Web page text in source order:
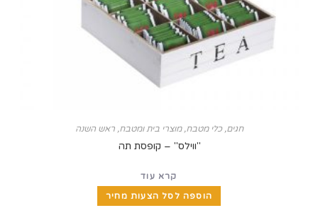
כלי מטבח,מוצרי בית ומטבח,ראש השנה
"ווילס" – קופסת תה
הוספה לסל הצעות מחיר